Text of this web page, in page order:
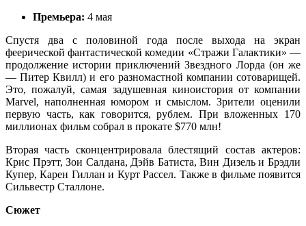
Премьера: 4 мая
Спустя два с половиной года после выхода на экран
феерической фантастической комедии «Стражи Галактики» —
продолжение истории приключений Звездного Лорда (он же
— Питер Квилл) и его разномастной компании сотоварищей.
Это, пожалуй, самая задушевная киноистория от компании
Marvel, наполненная юмором и смыслом. Зрители оценили
первую часть, как говорится, рублем. При вложенных 170
миллионах фильм собрал в прокате $770 млн!
Вторая часть сконцентрировала блестящий состав актеров:
Крис Прэтт, Зои Салдана, Дэйв Батиста, Вин Дизель и Брэдли
Купер, Карен Гиллан и Курт Рассел. Также в фильме появится
Сильвестр Сталлоне.
Сюжет